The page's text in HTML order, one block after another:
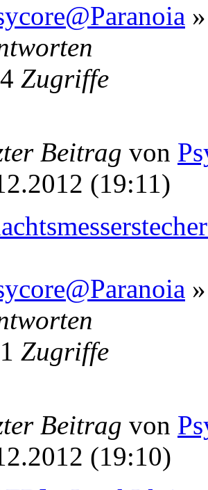
Zugriffe
Beitrag von
(19:11)
Zugriffe
Beitrag von
(19:10)